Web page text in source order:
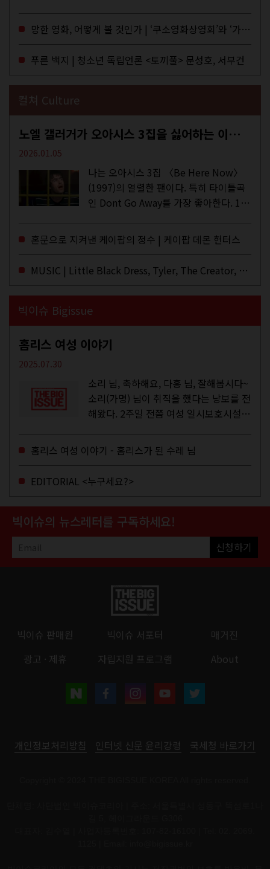
MD들의 고민 끝에 세상 밖으로 나온 종
이 잡지 어떤(otton). 지난해 12월...
망한 영화, 어떻게 볼 것인가 | ‘쿠소영화상영회’와 ‘가자미’의 이야기
푸른 백지 | 청소년 독립언론 <토끼풀> 문성호, 서부건
컬쳐 Culture
노엘 갤러거가 오아시스 3집을 싫어하는 이유 | DEFINITELY MAYBE, AGAIN
2026.01.05
나는 오아시스 3집 〈Be Here Now〉
(1997)의 열렬한 팬이다. 특히 타이틀곡
인 Dont Go Away를 가장 좋아한다. 15
이브·데모·부틀렉을 합쳐 3만 번 이상은
듣지 않았나 싶다. 이토록...
혼문으로 지켜낸 케이팝의 정수 | 케이팝 데몬 헌터스
MUSIC | Little Black Dress, Tyler, The Creator, Essie Jain
빅이슈 Bigissue
홈리스 여성 이야기
2025.07.30
소리 님, 축하해요, 다홍 님, 잘해봅시다~
소리(가명) 님이 취직을 했다는 낭보를 전
해왔다. 2주일 전쯤 여성 일시보호시설에
고, 저 오늘이 마지막이에요, 이렇게 인사
를 하고 가셨던...
홈리스 여성 이야기 - 홈리스가 된 수레 님
EDITORIAL <누구세요?>
빅이슈의 뉴스레터를 구독하세요!
신청하기
빅이슈 판매원 빅이슈 서포터
매거진
광고 · 제휴
자립지원 프로그램 About
개인정보처리방침 인터넷 신문 윤리강령 국세청 바로가기